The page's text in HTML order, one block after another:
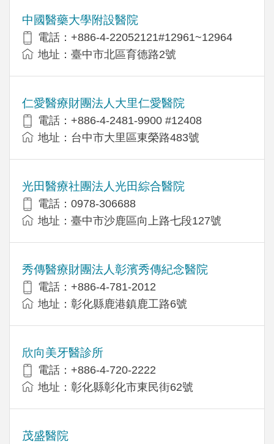
中國醫藥大學附設醫院
電話：+886-4-22052121#12961~12964
地址：臺中市北區育德路2號
仁愛醫療財團法人大里仁愛醫院
電話：+886-4-2481-9900 #12408
地址：台中市大里區東榮路483號
光田醫療社團法人光田綜合醫院
電話：0978-306688
地址：臺中市沙鹿區向上路七段127號
秀傳醫療財團法人彰濱秀傳紀念醫院
電話：+886-4-781-2012
地址：彰化縣鹿港鎮鹿工路6號
欣向美牙醫診所
電話：+886-4-720-2222
地址：彰化縣彰化市東民街62號
茂盛醫院